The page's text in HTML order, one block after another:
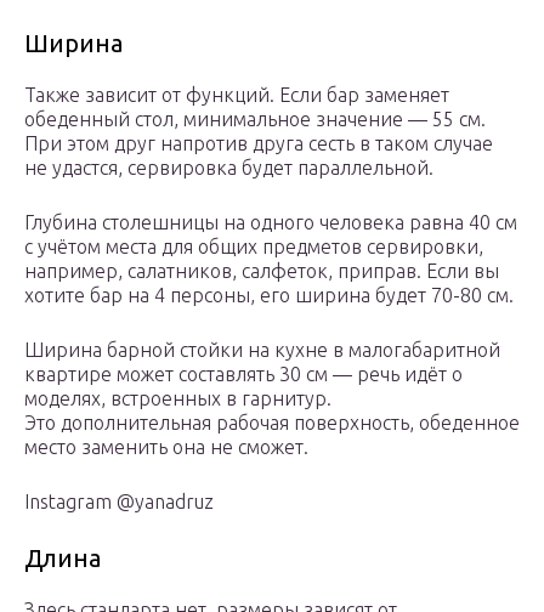
Ширина
Также зависит от функций. Если бар заменяет
обеденный стол, минимальное значение — 55 см.
При этом друг напротив друга сесть в таком случае
не удастся, сервировка будет параллельной.
Глубина столешницы на одного человека равна 40 см
с учётом места для общих предметов сервировки,
например, салатников, салфеток, приправ. Если вы
хотите бар на 4 персоны, его ширина будет 70-80 см.
Ширина барной стойки на кухне в малогабаритной
квартире может составлять 30 см — речь идёт о
моделях, встроенных в гарнитур.
Это дополнительная рабочая поверхность, обеденное
место заменить она не сможет.
Instagram @yanadruz
Длина